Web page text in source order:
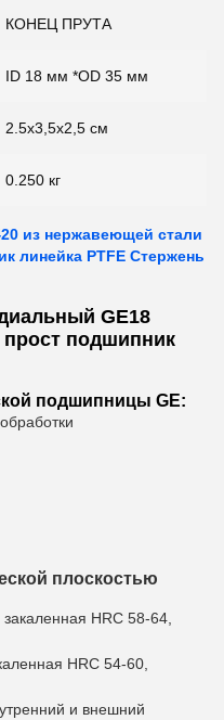
КОНЕЦ ПРУТА
ID 18 мм *OD 35 мм
2.5х3,5х2,5 см
0.250 кг
из нержавеющей стали
линейка PTFE Стержень
GE18
подшипник
подшипницы GE:
плоскостью
HRC 58-64,
HRC 54-60,
и внешний